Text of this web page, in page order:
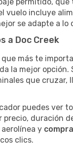
vuelo incluye
se adapte a lo
a Doc Creek
que más te
la mejor opción.
que cruzar,
puedes ver
precio, duración
y
clics.